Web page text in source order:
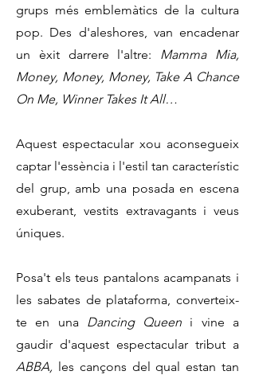
grups més emblemàtics de la cultura
pop. Des d'aleshores, van encadenar
un èxit darrere l'altre: Mamma Mia,
Money, Money, Money, Take A Chance
On Me, Winner Takes It All…
Aquest espectacular xou aconsegueix
captar l'essència i l'estil tan característic
del grup, amb una posada en escena
exuberant, vestits extravagants i veus
úniques.
Posa't els teus pantalons acampanats i
les sabates de plataforma, converteix-
te en una Dancing Queen i vine a
gaudir d'aquest espectacular tribut a
ABBA, les cançons del qual estan tan